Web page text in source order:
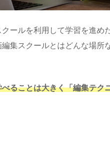
ールを利用して学習を進め
集スクールとはどんな場所
ることは大きく「編集テク